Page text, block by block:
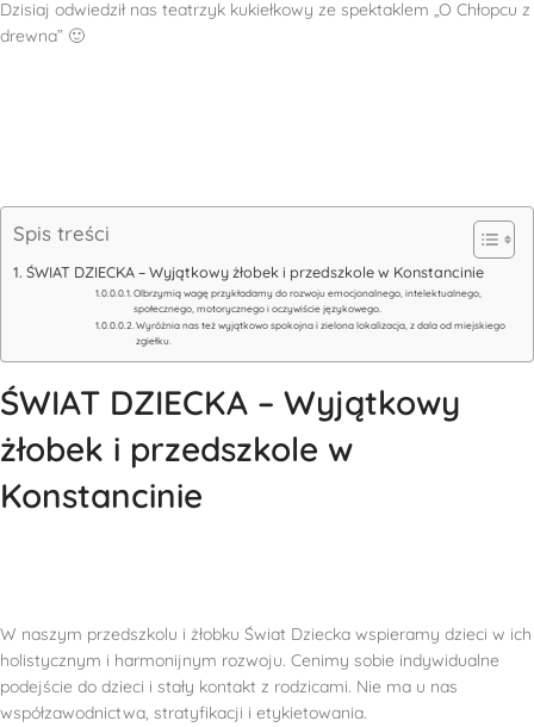
Dzisiaj odwiedził nas teatrzyk kukiełkowy ze spektaklem „O Chłopcu z
drewna” 🙂
Spis treści
ŚWIAT DZIECKA – Wyjątkowy żłobek i przedszkole w Konstancinie
Olbrzymią wagę przykładamy do rozwoju emocjonalnego, intelektualnego,
społecznego, motorycznego i oczywiście językowego.
Wyróżnia nas też wyjątkowo spokojna i zielona lokalizacja, z dala od miejskiego
zgiełku.
ŚWIAT DZIECKA – Wyjątkowy
żłobek i przedszkole w
Konstancinie
W naszym przedszkolu i żłobku Świat Dziecka wspieramy dzieci w ich
holistycznym i harmonijnym rozwoju. Cenimy sobie indywidualne
podejście do dzieci i stały kontakt z rodzicami. Nie ma u nas
współzawodnictwa, stratyfikacji i etykietowania.